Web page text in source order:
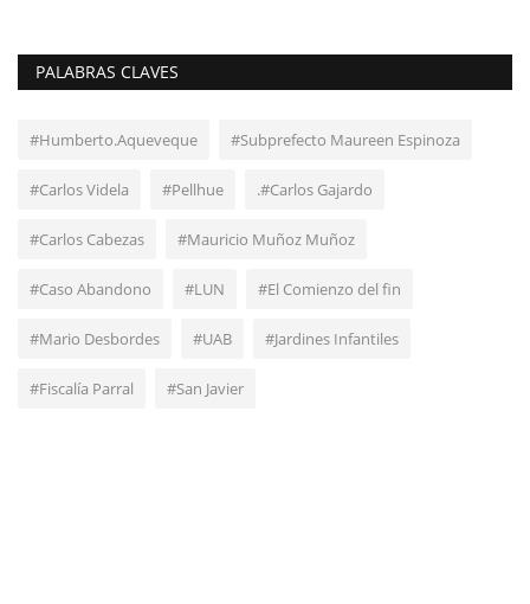
PALABRAS CLAVES
#Humberto.Aqueveque #Subprefecto Maureen Espinoza
#Carlos Videla #Pellhue .#Carlos Gajardo
#Carlos Cabezas #Mauricio Muñoz Muñoz
#Caso Abandono #LUN #El Comienzo del fin
#Mario Desbordes #UAB #Jardines Infantiles
#Fiscalía Parral #San Javier